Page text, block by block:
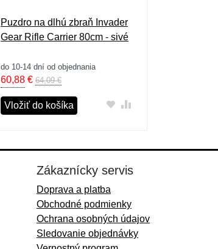
Puzdro na dlhú zbraň Invader
Gear Rifle Carrier 80cm - sivé
do 10-14 dní od objednania
60,88 € 64,09 €
Vložiť do košíka
Zákaznícky servis
Doprava a platba
Obchodné podmienky
Ochrana osobných údajov
Sledovanie objednávky